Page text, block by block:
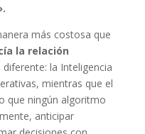
más costosa que
la relación
la Inteligencia
mientras que el
que ningún algoritmo
anticipar